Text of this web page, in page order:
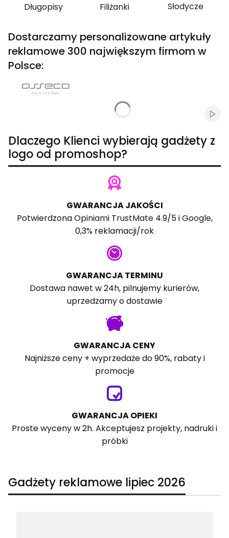
Długopisy Filiżanki Słodycze
Dostarczamy personalizowane artykuły
reklamowe 300 największym firmom w
Polsce:
Dlaczego Klienci wybierają gadżety z
logo od promoshop?
GWARANCJA JAKOŚCI
PotwierdzonaOpiniami TrustMate4.9/5 iGoogle,
0,3% reklamacji/rok
GWARANCJA TERMINU
Dostawa nawet w 24h, pilnujemy kurierów,
uprzedzamy o dostawie
GWARANCJA CENY
Najniższe ceny + wyprzedaże do 90%, rabaty i
promocje
GWARANCJA OPIEKI
Proste wyceny w 2h. Akceptujesz projekty, nadruki i
próbki
Gadżety reklamowe lipiec 2026